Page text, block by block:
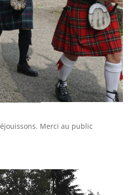
Merci au public